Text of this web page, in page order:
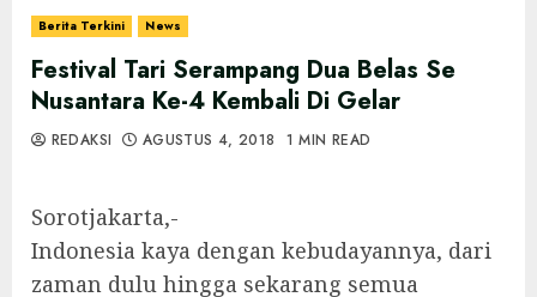
Berita Terkini News
Festival Tari Serampang Dua Belas Se
Nusantara Ke-4 Kembali Di Gelar
REDAKSI AGUSTUS 4, 2018 1 MIN READ
Sorotjakarta,-
Indonesia kaya dengan kebudayannya, dari
zaman dulu hingga sekarang semua